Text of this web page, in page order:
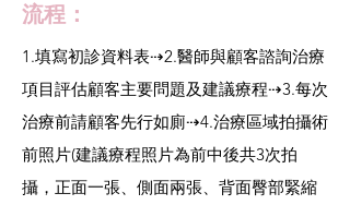
流程：
1.填寫初診資料表⇢2.醫師與顧客諮詢治療
項目評估顧客主要問題及建議療程⇢3.每次
治療前請顧客先行如廁⇢4.治療區域拍攝術
前照片(建議療程照片為前中後共3次拍
攝，正面一張、側面兩張、背面臀部緊縮